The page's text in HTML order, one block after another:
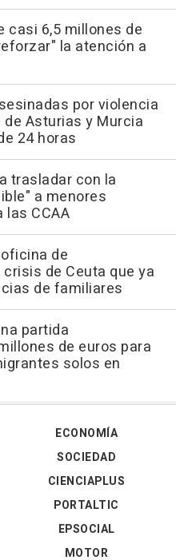
casi 6,5 millones de
la atención a
por violencia
Asturias y Murcia
24 horas
trasladar con la
a menores
las CCAA
de
de Ceuta que ya
de familiares
partida
de euros para
solos en
ECONOMÍA
SOCIEDAD
CIENCIAPLUS
PORTALTIC
EPSOCIAL
MOTOR